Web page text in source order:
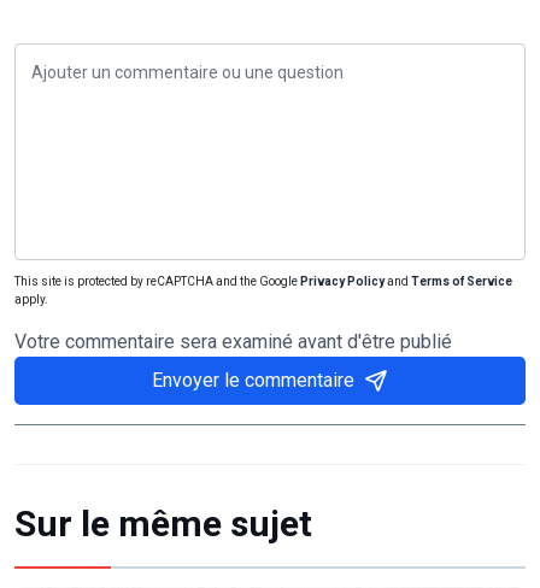
This site is protected by reCAPTCHA and the Google Privacy Policyand Terms of Service
apply.
Votre commentaire sera examiné avant d'être publié
Envoyer le commentaire
Sur le même sujet